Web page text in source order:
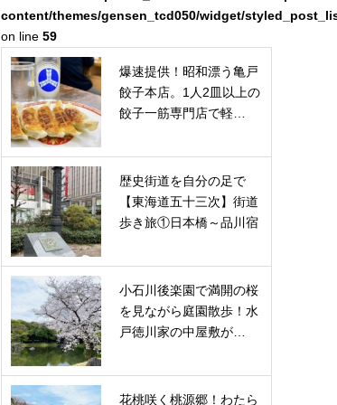
content/themes/gensen_tcd050/widget/
on line 59
爆速提供！昭和漂う亀戸
餃子本店。1人2皿以上の
餃子一筋専門店で軽…
歴史街道を自分の足で
【東海道五十三次】街道
歩き旅①日本橋～品川宿
小石川後楽園で満開の桜
を見ながら庭園散歩！水
戸徳川家の中屋敷が…
花桃咲く桃源郷！わたら